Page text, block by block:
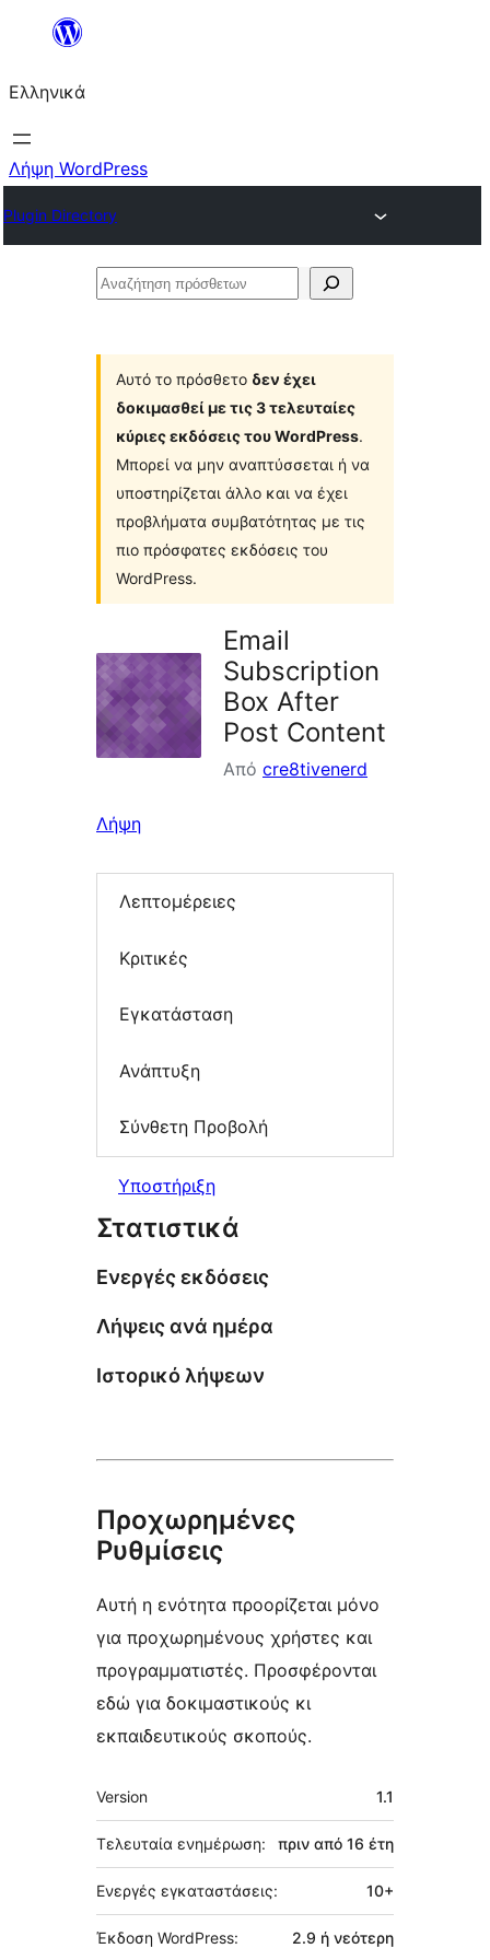
Μετάβαση
περιεχόμενο
Ελληνικά
Λήψη WordPress
Plugin Directory
Αναζήτηση
Αυτό το πρόσθετο δεν έχει
δοκιμασθεί με τις 3 τελευταίες
κύριες εκδόσεις του WordPress.
Μπορεί να μην αναπτύσσεται ή να
υποστηρίζεται άλλο και να έχει
προβλήματα συμβατότητας με τις
πιο πρόσφατες εκδόσεις του
WordPress.
Email
Subscription
Box After
Post Content
Από cre8tivenerd
Λήψη
Λεπτομέρειες
Κριτικές
Εγκατάσταση
Ανάπτυξη
Σύνθετη Προβολή
Υποστήριξη
Στατιστικά
Ενεργές εκδόσεις
Λήψεις ανά ημέρα
Ιστορικό λήψεων
Προχωρημένες
Ρυθμίσεις
Αυτή η ενότητα προορίζεται μόνο
για προχωρημένους χρήστες και
προγραμματιστές. Προσφέρονται
εδώ για δοκιμαστικούς κι
εκπαιδευτικούς σκοπούς.
Μεταστοιχεία
Version 1.1
Τελευταία ενημέρωση: πριν από 16 έτη
Ενεργές εγκαταστάσεις: 10+
Έκδοση WordPress: 2.9 ή νεότερη